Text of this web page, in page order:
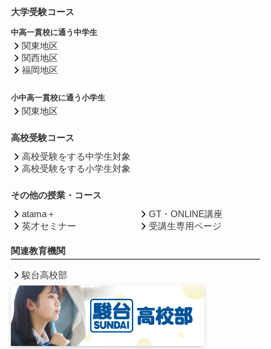
大学受験コース
中高一貫校に通う中学生
関東地区
関西地区
福岡地区
小中高一貫校に通う小学生
関東地区
高校受験コース
高校受験をする中学生対象
高校受験をする小学生対象
その他の授業・コース
atama＋
英才セミナー
GT・ONLINE講座
受講生専用ページ
関連教育機関
駿台高校部